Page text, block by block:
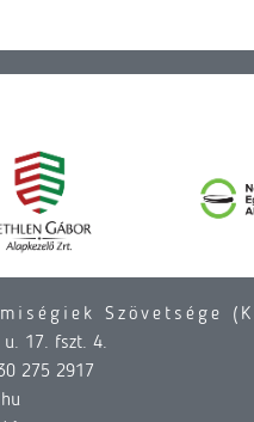
Szövetsége
u. 17. fszt. 4.
275 2917